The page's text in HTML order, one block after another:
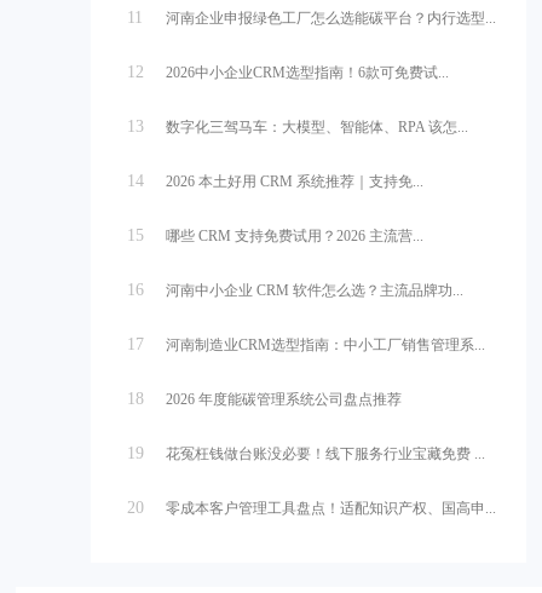
11 河南企业申报绿色工厂怎么选能碳平台？内行选型...
12 2026中小企业CRM选型指南！6款可免费试...
13 数字化三驾马车：大模型、智能体、RPA 该怎...
14 2026 本土好用 CRM 系统推荐｜支持免...
15 哪些 CRM 支持免费试用？2026 主流营...
16 河南中小企业 CRM 软件怎么选？主流品牌功...
17 河南制造业CRM选型指南：中小工厂销售管理系...
18 2026 年度能碳管理系统公司盘点推荐
19 花冤枉钱做台账没必要！线下服务行业宝藏免费 ...
20 零成本客户管理工具盘点！适配知识产权、国高申...